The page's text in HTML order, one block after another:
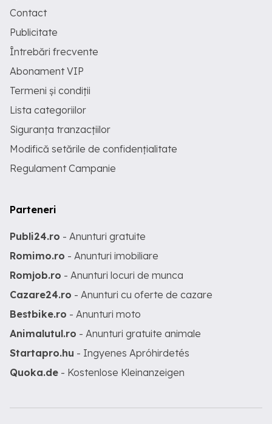
Contact
Publicitate
Întrebări frecvente
Abonament VIP
Termeni și condiții
Lista categoriilor
Siguranța tranzacțiilor
Modifică setările de confidențialitate
Regulament Campanie
Parteneri
Publi24.ro - Anunturi gratuite
Romimo.ro - Anunturi imobiliare
Romjob.ro - Anunturi locuri de munca
Cazare24.ro - Anunturi cu oferte de cazare
Bestbike.ro - Anunturi moto
Animalutul.ro - Anunturi gratuite animale
Startapro.hu - Ingyenes Apróhirdetés
Quoka.de - Kostenlose Kleinanzeigen